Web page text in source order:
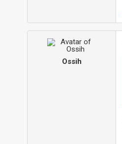
Ossih